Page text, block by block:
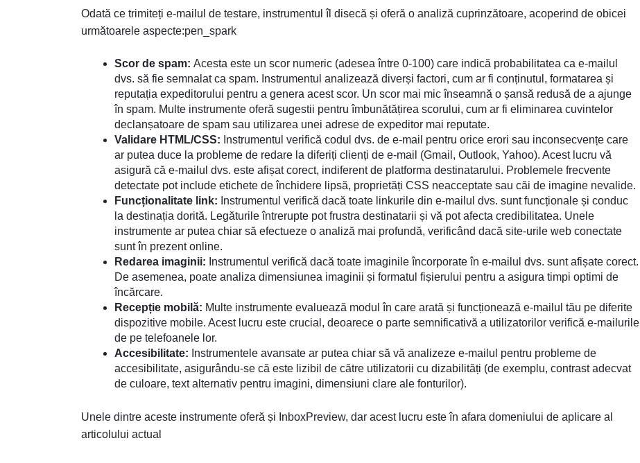
Odată ce trimiteți e-mailul de testare, instrumentul îl disecă și oferă o analiză cuprinzătoare, acoperind de obicei
următoarele aspecte:pen_spark
Scor de spam: Acesta este un scor numeric (adesea între 0-100) care indică probabilitatea ca e-mailul
dvs. să fie semnalat ca spam. Instrumentul analizează diverși factori, cum ar fi conținutul, formatarea și
reputația expeditorului pentru a genera acest scor. Un scor mai mic înseamnă o șansă redusă de a ajunge
în spam. Multe instrumente oferă sugestii pentru îmbunătățirea scorului, cum ar fi eliminarea cuvintelor
declanșatoare de spam sau utilizarea unei adrese de expeditor mai reputate.
Validare HTML/CSS: Instrumentul verifică codul dvs. de e-mail pentru orice erori sau inconsecvențe care
ar putea duce la probleme de redare la diferiți clienți de e-mail (Gmail, Outlook, Yahoo). Acest lucru vă
asigură că e-mailul dvs. este afișat corect, indiferent de platforma destinatarului. Problemele frecvente
detectate pot include etichete de închidere lipsă, proprietăți CSS neacceptate sau căi de imagine nevalide.
Funcționalitate link: Instrumentul verifică dacă toate linkurile din e-mailul dvs. sunt funcționale și conduc
la destinația dorită. Legăturile întrerupte pot frustra destinatarii și vă pot afecta credibilitatea. Unele
instrumente ar putea chiar să efectueze o analiză mai profundă, verificând dacă site-urile web conectate
sunt în prezent online.
Redarea imaginii: Instrumentul verifică dacă toate imaginile încorporate în e-mailul dvs. sunt afișate corect.
De asemenea, poate analiza dimensiunea imaginii și formatul fișierului pentru a asigura timpi optimi de
încărcare.
Recepție mobilă: Multe instrumente evaluează modul în care arată și funcționează e-mailul tău pe diferite
dispozitive mobile. Acest lucru este crucial, deoarece o parte semnificativă a utilizatorilor verifică e-mailurile
de pe telefoanele lor.
Accesibilitate: Instrumentele avansate ar putea chiar să vă analizeze e-mailul pentru probleme de
accesibilitate, asigurându-se că este lizibil de către utilizatorii cu dizabilități (de exemplu, contrast adecvat
de culoare, text alternativ pentru imagini, dimensiuni clare ale fonturilor).
Unele dintre aceste instrumente oferă și InboxPreview, dar acest lucru este în afara domeniului de aplicare al
articolului actual